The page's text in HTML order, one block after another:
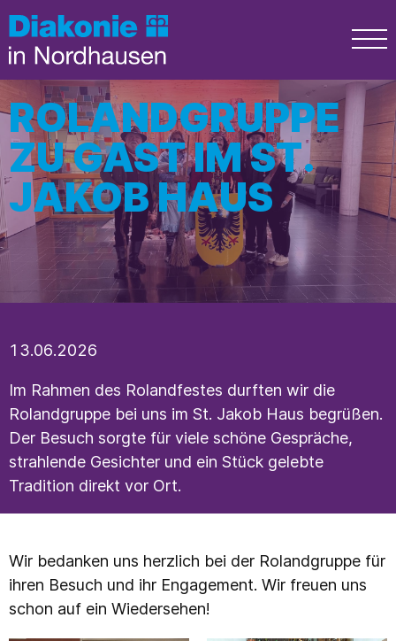
ROLANDGRUPPE
ZU GAST IM ST.
JAKOB HAUS
13.06.2026
Im Rahmen des Rolandfestes durften wir die
Rolandgruppe bei uns im St. Jakob Haus begrüßen.
Der Besuch sorgte für viele schöne Gespräche,
strahlende Gesichter und ein Stück gelebte
Tradition direkt vor Ort.
Wir bedanken uns herzlich bei der Rolandgruppe für
ihren Besuch und ihr Engagement. Wir freuen uns
schon auf ein Wiedersehen!